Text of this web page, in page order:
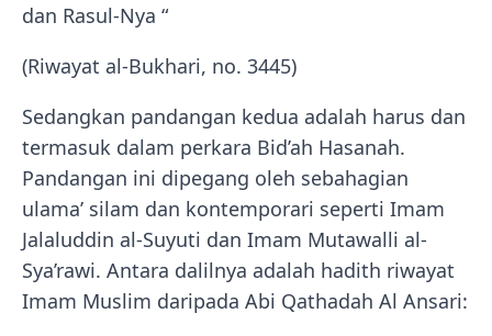
dan Rasul-Nya “
(Riwayat al-Bukhari, no. 3445)
Sedangkan pandangan kedua adalah harus dan
termasuk dalam perkara Bid’ah Hasanah.
Pandangan ini dipegang oleh sebahagian
ulama’ silam dan kontemporari seperti Imam
Jalaluddin al-Suyuti dan Imam Mutawalli al-
Sya’rawi. Antara dalilnya adalah hadith riwayat
Imam Muslim daripada Abi Qathadah Al Ansari: